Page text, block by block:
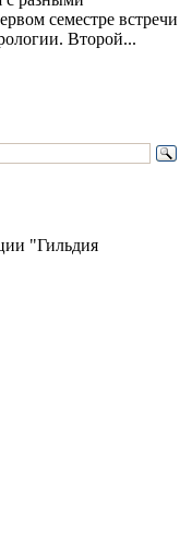
семестре встречи
Второй...
"Гильдия